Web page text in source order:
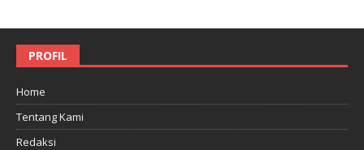
PROFIL
Home
Tentang Kami
Redaksi